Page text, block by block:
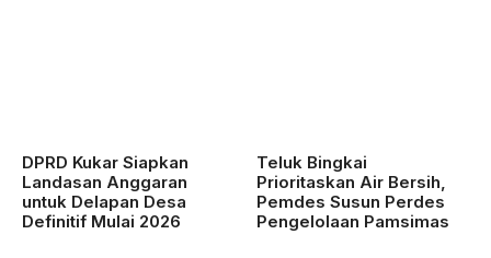
DPRD Kukar Siapkan
Landasan Anggaran
untuk Delapan Desa
Definitif Mulai 2026
Teluk Bingkai
Prioritaskan Air Bersih,
Pemdes Susun Perdes
Pengelolaan Pamsimas